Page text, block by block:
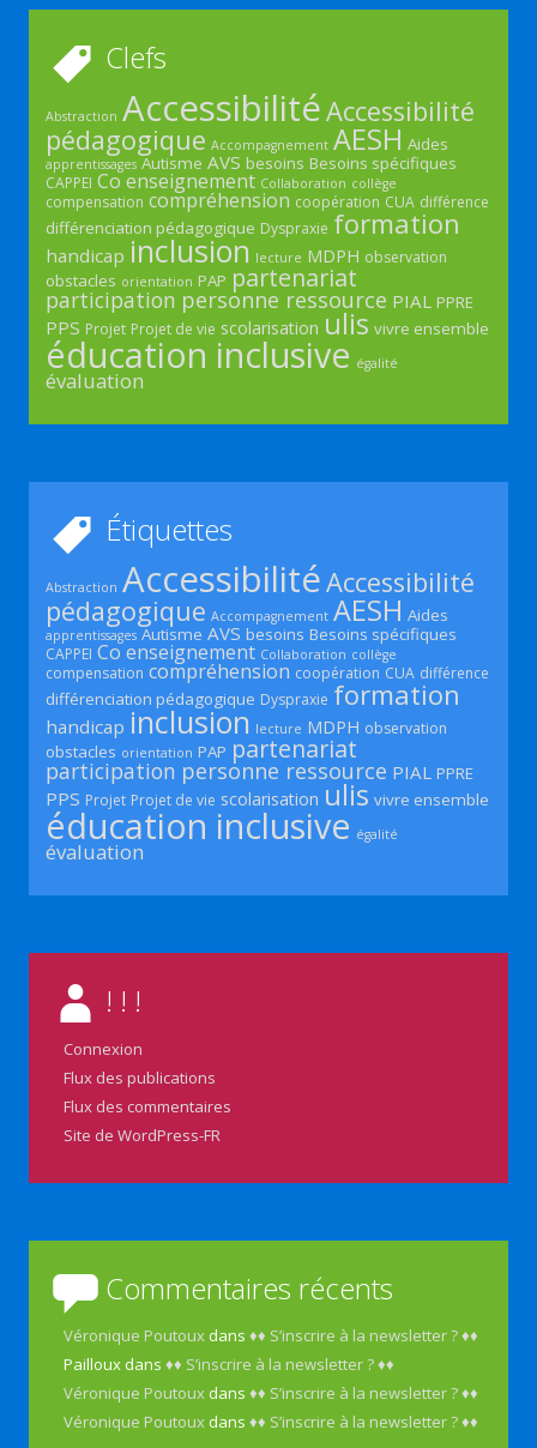
Clefs
Abstraction AccessibilitéAccessibilité
pédagogique Accompagnement AESH Aides
apprentissages Autisme AVS besoins Besoins spécifiques
CAPPEI Co enseignement Collaboration collège
compensation compréhension coopération CUA différence
différenciation pédagogique Dyspraxie formation
handicap inclusion lecture MDPH observation
obstacles orientation PAP partenariat
participation personne ressource PIAL PPRE
PPS Projet Projet de vie scolarisation ulis vivre ensemble
éducation inclusive égalité
évaluation
Étiquettes
Abstraction AccessibilitéAccessibilité
pédagogique Accompagnement AESH Aides
apprentissages Autisme AVS besoins Besoins spécifiques
CAPPEI Co enseignement Collaboration collège
compensation compréhension coopération CUA différence
différenciation pédagogique Dyspraxie formation
handicap inclusion lecture MDPH observation
obstacles orientation PAP partenariat
participation personne ressource PIAL PPRE
PPS Projet Projet de vie scolarisation ulis vivre ensemble
éducation inclusive égalité
évaluation
! ! !
Connexion
Flux des publications
Flux des commentaires
Site de WordPress-FR
Commentaires récents
Véronique Poutoux dans♦♦ S’inscrire à la newsletter ? ♦♦
Pailloux dans♦♦ S’inscrire à la newsletter ? ♦♦
Véronique Poutoux dans♦♦ S’inscrire à la newsletter ? ♦♦
Véronique Poutoux dans♦♦ S’inscrire à la newsletter ? ♦♦